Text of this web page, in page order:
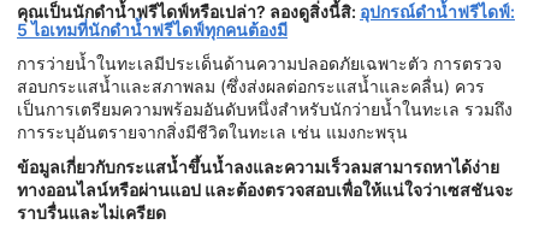
คุณเป็นนักดำน้ำฟรีไดฟ์หรือเปล่า? ลองดูสิ่งนี้สิ: อุปกรณ์ดำน้ำฟรีไดฟ์:
5 ไอเทมที่นักดำน้ำฟรีไดฟ์ทุกคนต้องมี
การว่ายน้ำในทะเลมีประเด็นด้านความปลอดภัยเฉพาะตัว การตรวจ
สอบกระแสน้ำและสภาพลม (ซึ่งส่งผลต่อกระแสน้ำและคลื่น) ควร
เป็นการเตรียมความพร้อมอันดับหนึ่งสำหรับนักว่ายน้ำในทะเล รวมถึง
การระบุอันตรายจากสิ่งมีชีวิตในทะเล เช่น แมงกะพรุน
ข้อมูลเกี่ยวกับกระแสน้ำขึ้นน้ำลงและความเร็วลมสามารถหาได้ง่าย
ทางออนไลน์หรือผ่านแอป และต้องตรวจสอบเพื่อให้แน่ใจว่าเซสชันจะ
ราบรื่นและไม่เครียด